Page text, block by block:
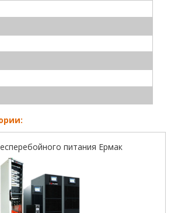
питания Ермак